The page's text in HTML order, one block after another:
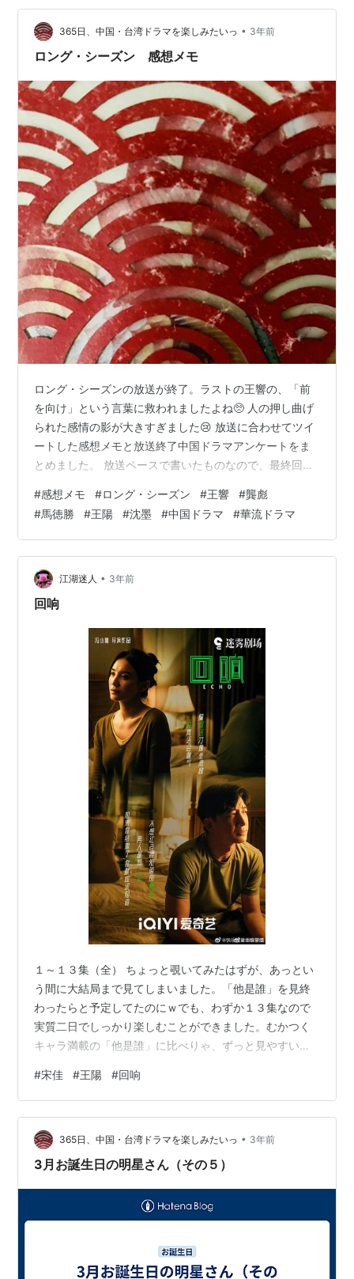
ける宮女～、金玉良縁） ・陳怡蓉タミー・チェンさん
（君に恋した328日、画皮～千年の恋～ 、美人心計～一
人の妃と二人の皇帝～） ・劉玥霏さん （夢…
365日、中国・台湾ドラマを楽しみたいっ • 3年前
ロング・シーズン 感想メモ
ロング・シーズンの放送が終了。ラストの王響の、「前
を向け」という言葉に救われましたよね🥺 人の押し曲げ
られた感情の影が大きすぎました😢 放送に合わせてツイ
ートした感想メモと放送終了中国ドラマアンケートをま
とめました。 放送ペースで書いたものなので、最終回ま
しくださいね😊 ⚠⚠⚠視聴状況によって、ネタバレが含
まれるかもしれませんので、ご注意ください❣⚠⚠⚠ ー
ーー ロング・シーズン 1回 始まりました❣ まずは第1章
～3章まで。秦昊さんの化けっぷりがすごいですね😳龔彪
はお調子者系で😆義兄の王響は、見かけと異なり、明晰
な論理力と推理力を兼ね備えてま…
#感想メモ #ロング・シーズン #王響 #龔彪
#馬徳勝 #王陽 #沈墨 #中国ドラマ #華流ドラマ
江湖迷人 • 3年前
回响
１～１３集（全） ちょっと覗いてみたはずが、あっとい
う間に大結局まで見てしまいました。「他是誰」を見終
わったらと予定してたのにｗでも、わずか１３集なので
実質二日でしっかり楽しむことができました。むかつく
キャラ満載の「他是誰」に比べりゃ、ずっと見やすいド
場」の一つとして発表されました。このシリーズは「沈
黙的真相」とか「隠微的角落」のように日本にも紹介さ
れる佳作も多いのはご存じの通り。迷子的にもこのシリ
ーズはまず大外れはないので、大いに期待して視聴開始
しました。 加えて今回の導演が「我不是潘金莲」とか
#宋佳 #王陽 #回响
365日、中国・台湾ドラマを楽しみたいっ • 3年前
3月お誕生日の明星さん（その５）